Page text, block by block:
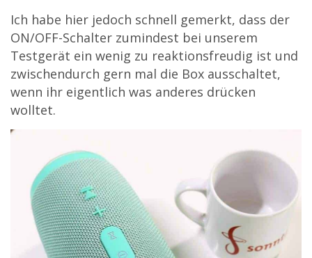
Ich habe hier jedoch schnell gemerkt, dass der
ON/OFF-Schalter zumindest bei unserem
Testgerät ein wenig zu reaktionsfreudig ist und
zwischendurch gern mal die Box ausschaltet,
wenn ihr eigentlich was anderes drücken
wolltet.